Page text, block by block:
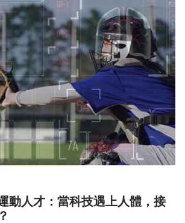
動人才：當科技遇上人體，接